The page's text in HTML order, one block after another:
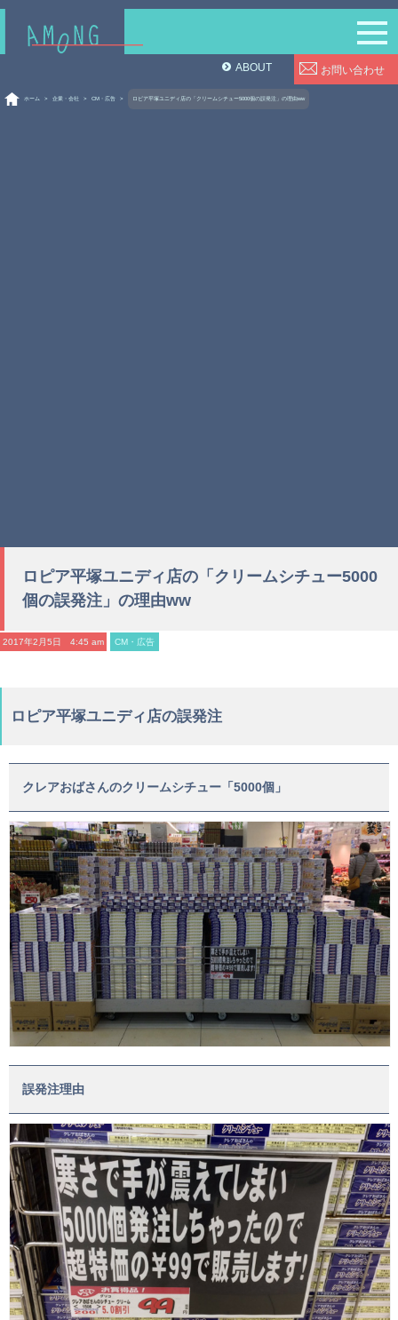
お問い合わせ
ABOUT
ホーム > 企業・会社 > CM・広告 > ロピア平塚ユニディ店の「クリームシチュー5000個の誤発注」の理由ww
ロピア平塚ユニディ店の「クリームシチュー5000
個の誤発注」の理由ww
2017年2月5日 4:45 am CM・広告
ロピア平塚ユニディ店の誤発注
クレアおばさんのクリームシチュー「5000個」
誤発注理由